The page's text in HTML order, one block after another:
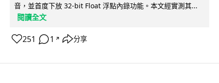
音，並首度下放 32-bit Float 浮點內錄功能。本文經實測其...
閱讀全文
251 1 ↗ 分享